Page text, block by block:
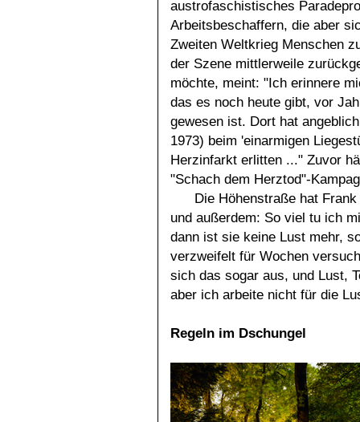
austrofaschistisches
Arbeitsbeschaffern, die aber
Zweiten Weltkrieg Menschen
der Szene mittlerweile
möchte, meint: "Ich erinnere
das es noch heute gibt, vor
gewesen ist. Dort hat
1973) beim 'einarmigen
Herzinfarkt erlitten ..." Zuvor
"Schach dem Herztod"-
Die Höhenstraße hat
und außerdem: So viel tu ich
dann ist sie keine Lust mehr,
verzweifelt für Wochen
sich das sogar aus, und Lust,
aber ich arbeite nicht für die
Regeln im Dschungel